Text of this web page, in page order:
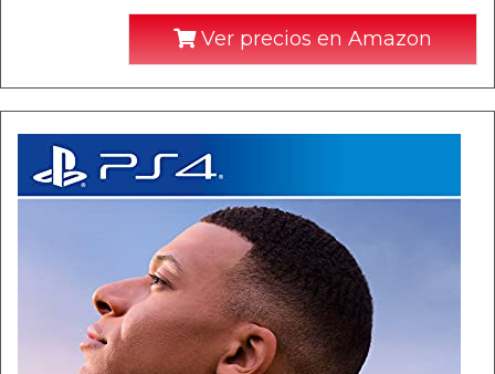
Ver precios en Amazon